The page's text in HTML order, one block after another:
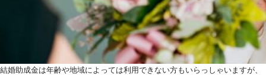
結婚助成金は年齢や地域によっては利用できない方もいらっしゃいますが、